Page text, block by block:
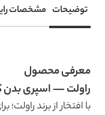
توضیحات مشخصات
معرفی محصول
راولت — اسپری بدن
با افتخار از برند